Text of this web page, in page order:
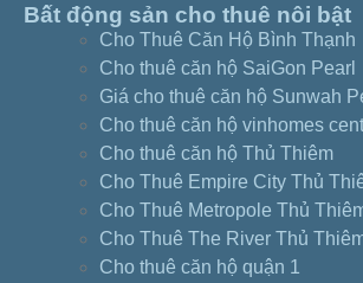
Bất động sản cho thuê nôi bật
Cho Thuê Căn Hộ Bình Thạnh
Cho thuê căn hộ SaiGon Pearl
Giá cho thuê căn hộ Sunwah
Cho thuê căn hộ vinhomes
Cho thuê căn hộ Thủ Thiêm
Cho Thuê Empire City Thủ
Cho Thuê Metropole Thủ
Cho Thuê The River Thủ
Cho thuê căn hộ quận 1